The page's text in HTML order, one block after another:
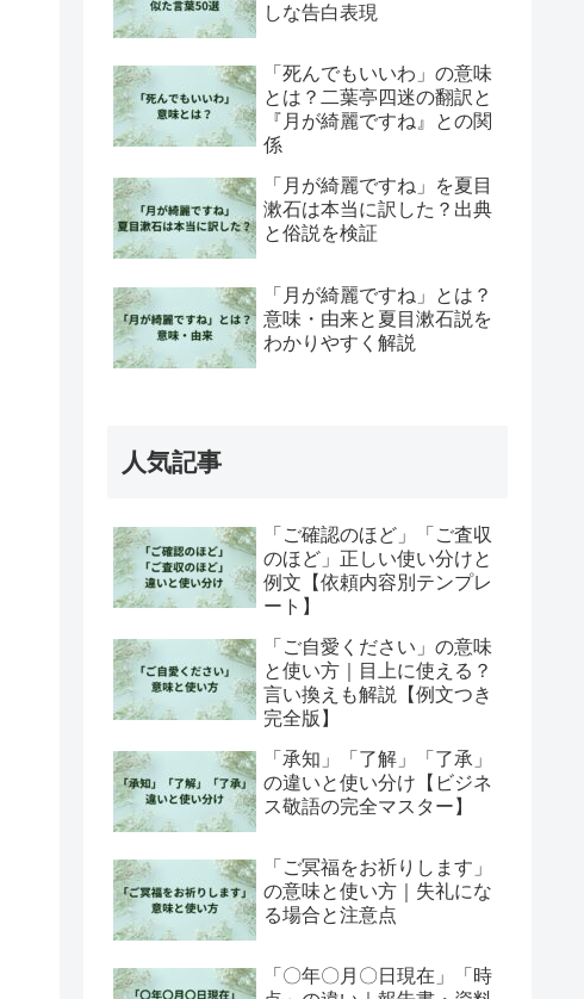
しな告白表現
「死んでもいいわ」の意味
とは？二葉亭四迷の翻訳と
『月が綺麗ですね』との関
係
「月が綺麗ですね」を夏目
漱石は本当に訳した？出典
と俗説を検証
「月が綺麗ですね」とは？
意味・由来と夏目漱石説を
わかりやすく解説
人気記事
「ご確認のほど」「ご査収
のほど」正しい使い分けと
例文【依頼内容別テンプレ
ート】
「ご自愛ください」の意味
と使い方｜目上に使える？
言い換えも解説【例文つき
完全版】
「承知」「了解」「了承」
の違いと使い分け【ビジネ
ス敬語の完全マスター】
「ご冥福をお祈りします」
の意味と使い方｜失礼にな
る場合と注意点
「〇年〇月〇日現在」「時